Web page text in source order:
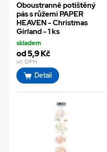
Oboustranně potištěný
pás s růžemi PAPER
HEAVEN - Christmas
Girland - 1 ks
skladem
od 5,9 Kč
vč. DPH
Detail